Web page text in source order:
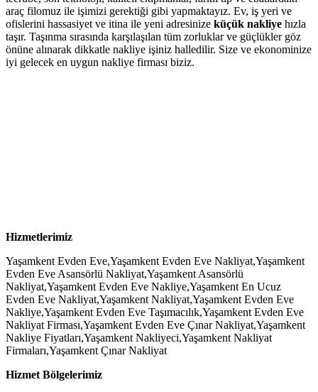
araç filomuz ile işimizi gerektiği gibi yapmaktayız. Ev, iş yeri ve
ofislerini hassasiyet ve itina ile yeni adresinize küçük nakliye hızla
taşır. Taşınma sırasında karşılaşılan tüm zorluklar ve güçlükler göz
önüne alınarak dikkatle nakliye işiniz halledilir. Size ve ekonominize
iyi gelecek en uygun nakliye firması biziz.
Hizmetlerimiz
Yaşamkent Evden Eve,Yaşamkent Evden Eve Nakliyat,Yaşamkent
Evden Eve Asansörlü Nakliyat,Yaşamkent Asansörlü
Nakliyat,Yaşamkent Evden Eve Nakliye,Yaşamkent En Ucuz
Evden Eve Nakliyat,Yaşamkent Nakliyat,Yaşamkent Evden Eve
Nakliye,Yaşamkent Evden Eve Taşımacılık,Yaşamkent Evden Eve
Nakliyat Firması,Yaşamkent Evden Eve Çınar Nakliyat,Yaşamkent
Nakliye Fiyatları,Yaşamkent Nakliyeci,Yaşamkent Nakliyat
Firmaları,Yaşamkent Çınar Nakliyat
Hizmet Bölgelerimiz